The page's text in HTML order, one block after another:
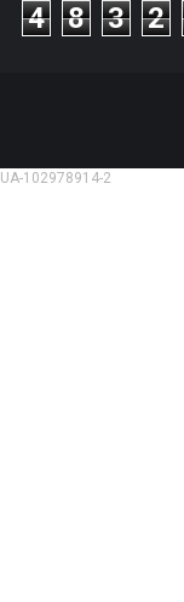
4 8 3 2
UA-102978914-2